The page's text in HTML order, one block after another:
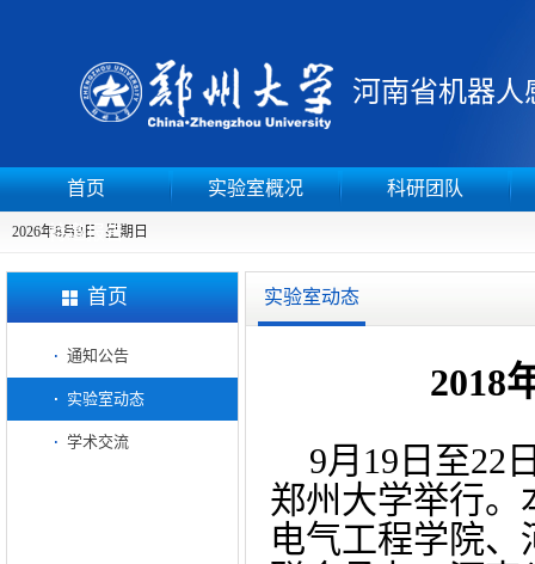
河南省机器人
首页 实验室概况 科研团队
特邀报告
2026年8月9日 星期日
首页
通知公告
实验室动态
学术交流
实验室动态
2018
9月19日至22
郑州大学举行。
电气工程学院、